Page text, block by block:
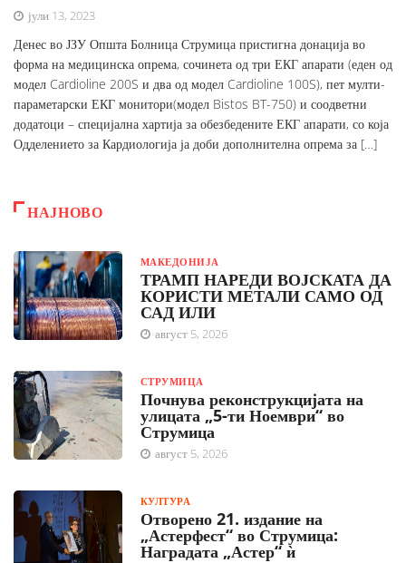
јули 13, 2023
Денес во ЈЗУ Општа Болница Струмица пристигна донација во
форма на медицинска опрема, сочинета од три ЕКГ апарати (еден од
модел Cardioline 200S и два од модел Cardioline 100S), пет мулти-
параметарски ЕКГ монитори(модел Bistos BT-750) и соодветни
додатоци – специјална хартија за обезбедените ЕКГ апарати, со која
Одделението за Кардиологија ја доби дополнителна опрема за […]
НАЈНОВО
МАКЕДОНИЈА
ТРАМП НАРЕДИ ВОЈСКАТА ДА
КОРИСТИ МЕТАЛИ САМО ОД
САД ИЛИ
август 5, 2026
СТРУМИЦА
Почнува реконструкцијата на
улицата „5-ти Ноември“ во
Струмица
август 5, 2026
КУЛТУРА
Отворено 21. издание на
„Астерфест“ во Струмица:
Наградата „Астер“ ѝ